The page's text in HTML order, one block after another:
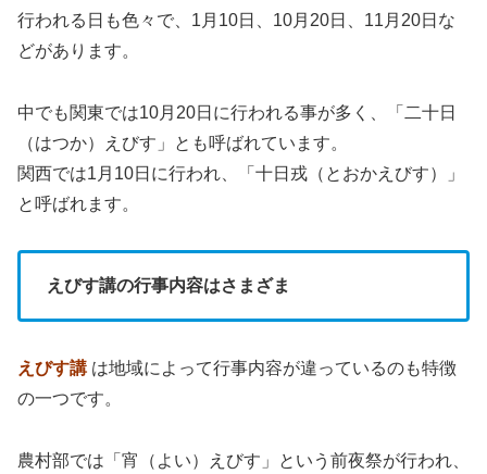
行われる日も色々で、1月10日、10月20日、11月20日な
どがあります。
中でも関東では10月20日に行われる事が多く、「二十日
（はつか）えびす」とも呼ばれています。
関西では1月10日に行われ、「十日戎（とおかえびす）」
と呼ばれます。
えびす講の行事内容はさまざま
えびす講 は地域によって行事内容が違っているのも特徴
の一つです。
農村部では「宵（よい）えびす」という前夜祭が行われ、